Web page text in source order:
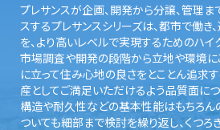
プレサンスが企画、開発から分譲、管理
スするプレサンスシリーズは、都市で働き
を、より高いレベルで実現するためのハイ
市場調査や開発の段階から立地や環境に
に立って住み心地の良さをとことん追求
産としてご満足いただけるよう品質面に
構造や耐久性などの基本性能はもちろん
ついても細部まで検討を繰り返し、くつろ